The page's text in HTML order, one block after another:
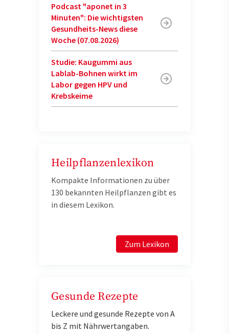
Podcast "aponet in 3
Minuten": Die wichtigsten
Gesundheits-News diese
Woche (07.08.2026)
Studie: Kaugummi aus
Lablab-Bohnen wirkt im
Labor gegen HPV und
Krebskeime
Heilpflanzenlexikon
Kompakte Informationen zu über
130 bekannten Heilpflanzen gibt es
in diesem Lexikon.
Zum Lexikon
Gesunde Rezepte
Leckere und gesunde Rezepte von A
bis Z mit Nährwertangaben.